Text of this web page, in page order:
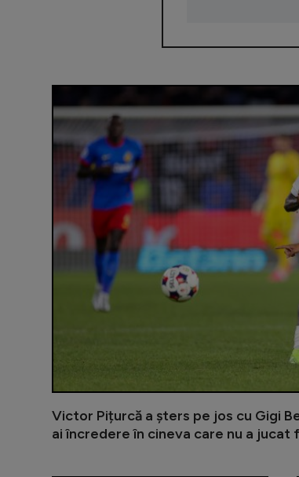
Victor Pițurcă a șters pe jos cu Gigi
ai încredere în cineva care nu a jucat